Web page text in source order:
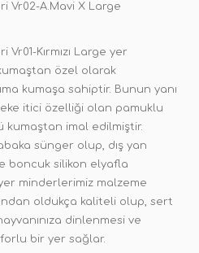
Vr02-A.Mavi X Large
Kırmızı Large yer
özel olarak
kumaşa sahiptir. Bunun yanı
leke itici özelliği olan pamuklu
kumaştan imal edilmiştir.
sünger olup, dış yan
boncuk silikon elyafla
minderlerimiz malzeme
oldukça kaliteli olup, sert
dinlenmesi ve
bir yer sağlar.